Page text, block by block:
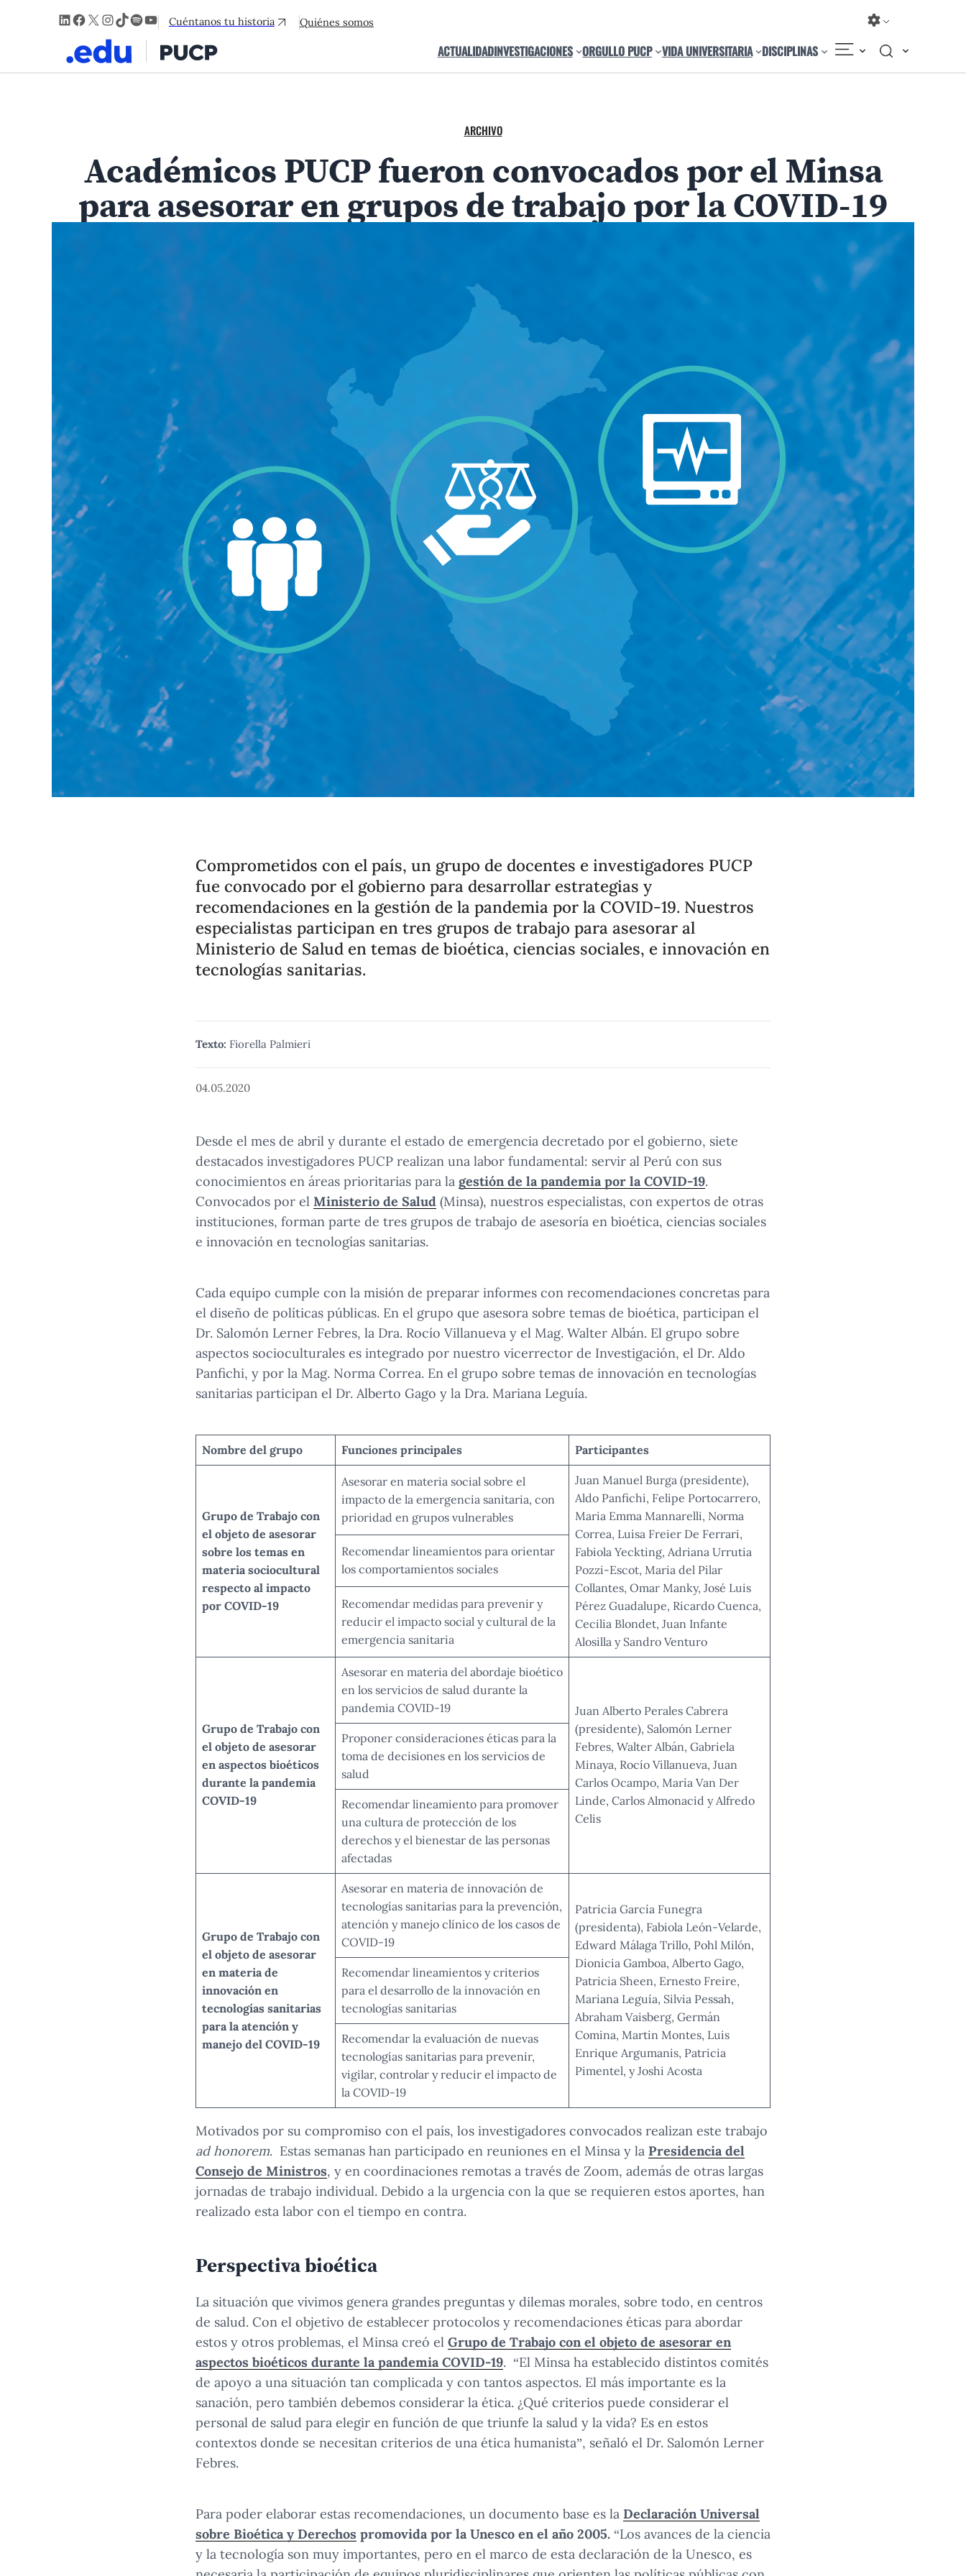
LinkedIn
Facebook
X Instagram
TikTok
Spotify
YouTube
Cuéntanos tu historia Quiénes somos
ACTUALIDADINVESTIGACIONES ORGULLO PUCP VIDA UNIVERSITARIA DISCIPLINAS
ARCHIVO
Académicos PUCP fueron convocados por el Minsa
para asesorar en grupos de trabajo por la COVID-19
Comprometidos con el país, un grupo de docentes e investigadores PUCP
fue convocado por el gobierno para desarrollar estrategias y
recomendaciones en la gestión de la pandemia por la COVID-19. Nuestros
especialistas participan en tres grupos de trabajo para asesorar al
Ministerio de Salud en temas de bioética, ciencias sociales, e innovación en
tecnologías sanitarias.
Texto: Fiorella Palmieri
04.05.2020
Desde el mes de abril y durante el estado de emergencia decretado por el gobierno, siete
destacados investigadores PUCP realizan una labor fundamental: servir al Perú con sus
conocimientos en áreas prioritarias para la gestión de la pandemia por la COVID-19.
Convocados por el Ministerio de Salud (Minsa), nuestros especialistas, con expertos de otras
instituciones, forman parte de tres grupos de trabajo de asesoría en bioética, ciencias sociales
e innovación en tecnologías sanitarias.
Cada equipo cumple con la misión de preparar informes con recomendaciones concretas para
el diseño de políticas públicas. En el grupo que asesora sobre temas de bioética, participan el
Dr. Salomón Lerner Febres, la Dra. Rocío Villanueva y el Mag. Walter Albán. El grupo sobre
aspectos socioculturales es integrado por nuestro vicerrector de Investigación, el Dr. Aldo
Panfichi, y por la Mag. Norma Correa. En el grupo sobre temas de innovación en tecnologías
sanitarias participan el Dr. Alberto Gago y la Dra. Mariana Leguía.
Nombre del grupo Funciones principales Participantes
Grupo de Trabajo con
el objeto de asesorar
sobre los temas en
materia sociocultural
respecto al impacto
por COVID-19
Asesorar en materia social sobre el
impacto de la emergencia sanitaria, con
prioridad en grupos vulnerables
Juan Manuel Burga (presidente),
Aldo Panfichi, Felipe Portocarrero,
Maria Emma Mannarelli, Norma
Correa, Luisa Freier De Ferrari,
Fabiola Yeckting, Adriana Urrutia
Pozzi-Escot, Maria del Pilar
Collantes, Omar Manky, José Luis
Pérez Guadalupe, Ricardo Cuenca,
Cecilia Blondet, Juan Infante
Alosilla y Sandro Venturo
Recomendar lineamientos para orientar
los comportamientos sociales
Recomendar medidas para prevenir y
reducir el impacto social y cultural de la
emergencia sanitaria
Grupo de Trabajo con
el objeto de asesorar
en aspectos bioéticos
durante la pandemia
COVID-19
Asesorar en materia del abordaje bioético
en los servicios de salud durante la
pandemia COVID-19
Juan Alberto Perales Cabrera
(presidente), Salomón Lerner
Febres, Walter Albán, Gabriela
Minaya, Rocío Villanueva, Juan
Carlos Ocampo, María Van Der
Linde, Carlos Almonacid y Alfredo
Celis
Proponer consideraciones éticas para la
toma de decisiones en los servicios de
salud
Recomendar lineamiento para promover
una cultura de protección de los
derechos y el bienestar de las personas
afectadas
Grupo de Trabajo con
el objeto de asesorar
en materia de
innovación en
tecnologías sanitarias
para la atención y
manejo del COVID-19
Asesorar en materia de innovación de
tecnologías sanitarias para la prevención,
atención y manejo clínico de los casos de
COVID-19
Patricia García Funegra
(presidenta), Fabiola León-Velarde,
Edward Málaga Trillo, Pohl Milón,
Dionicia Gamboa, Alberto Gago,
Patricia Sheen, Ernesto Freire,
Mariana Leguía, Silvia Pessah,
Abraham Vaisberg, Germán
Comina, Martin Montes, Luis
Enrique Argumanis, Patricia
Pimentel, y Joshi Acosta
Recomendar lineamientos y criterios
para el desarrollo de la innovación en
tecnologías sanitarias
Recomendar la evaluación de nuevas
tecnologías sanitarias para prevenir,
vigilar, controlar y reducir el impacto de
la COVID-19
Motivados por su compromiso con el país, los investigadores convocados realizan este trabajo
ad honorem. Estas semanas han participado en reuniones en el Minsa y la Presidencia del
Consejo de Ministros, y en coordinaciones remotas a través de Zoom, además de otras largas
jornadas de trabajo individual. Debido a la urgencia con la que se requieren estos aportes, han
realizado esta labor con el tiempo en contra.
Perspectiva bioética
La situación que vivimos genera grandes preguntas y dilemas morales, sobre todo, en centros
de salud. Con el objetivo de establecer protocolos y recomendaciones éticas para abordar
estos y otros problemas, el Minsa creó el Grupo de Trabajo con el objeto de asesorar en
aspectos bioéticos durante la pandemia COVID-19. “El Minsa ha establecido distintos comités
de apoyo a una situación tan complicada y con tantos aspectos. El más importante es la
sanación, pero también debemos considerar la ética. ¿Qué criterios puede considerar el
personal de salud para elegir en función de que triunfe la salud y la vida? Es en estos
contextos donde se necesitan criterios de una ética humanista”, señaló el Dr. Salomón Lerner
Febres.
Para poder elaborar estas recomendaciones, un documento base es la Declaración Universal
sobre Bioética y Derechos promovida por la Unesco en el año 2005. “Los avances de la ciencia
y la tecnología son muy importantes, pero en el marco de esta declaración de la Unesco, es